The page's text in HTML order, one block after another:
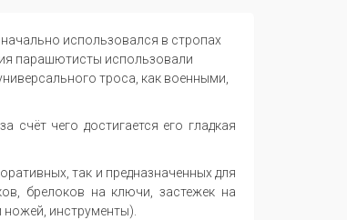
использовался в стропах
парашютисты использовали
троса, как военными,
счёт чего достигается его гладкая
так и предназначенных для
брелоков на ключи, застежек на
ножей, инструменты).